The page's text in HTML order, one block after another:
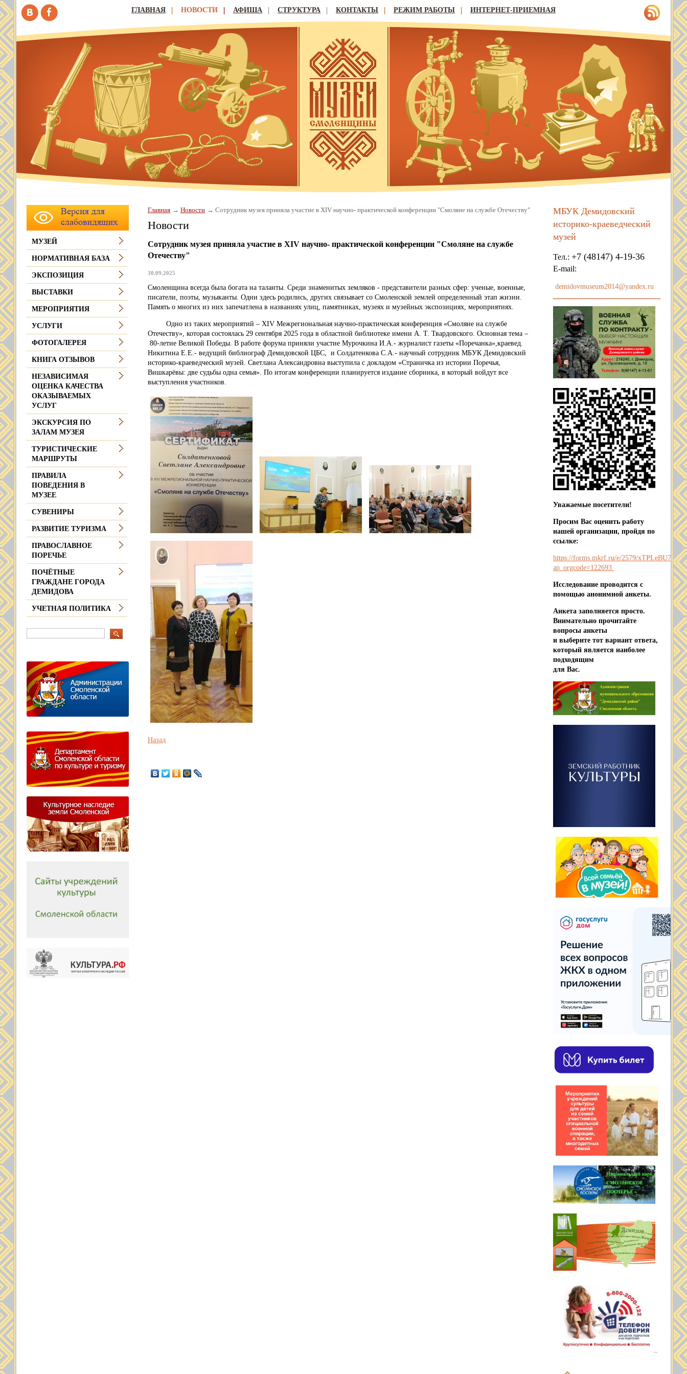
ГЛАВНАЯ НОВОСТИ АФИША СТРУКТУРА КОНТАКТЫ РЕЖИМ РАБОТЫ ИНТЕРНЕТ-ПРИЕМНАЯ
Главная Новости Сотрудник музея приняла участие в XIV научно- практической конференции "Смоляне на службе Отечеству"
Новости
Сотрудник музея приняла участие в XIV научно- практической конференции "Смоляне на службе
Отечеству"
30.09.2025
Смоленщина всегда была богата на таланты. Среди знаменитых земляков - представители разных сфер: ученые, военные,
писатели, поэты, музыканты. Одни здесь родились, других связывает со Смоленской землей определенный этап жизни.
Память о многих из них запечатлена в названиях улиц, памятниках, музеях и музейных экспозициях, мероприятиях.
Одно из таких мероприятий – XIV Межрегиональная научно-практическая конференция «Смоляне на службе
Отечеству», которая состоялась 29 сентября 2025 года в областной библиотеке имени А. Т. Твардовского. Основная тема –
80-летие Великой Победы. В работе форума приняли участие Мурочкина И.А.- журналист газеты «Поречанка»,краевед.
Никитина Е.Е.- ведущий библиограф Демидовской ЦБС, и Солдатенкова С.А.- научный сотрудник МБУК Демидовский
историко-краеведческий музей. Светлана Александровна выступила с докладом «Страничка из истории Поречья,
Вишкарёвы: две судьбы одна семья». По итогам конференции планируется издание сборника, в который войдут все
выступления участников.
Назад
МУЗЕЙ
НОРМАТИВНАЯ БАЗА
ЭКСПОЗИЦИЯ
ВЫСТАВКИ
МЕРОПРИЯТИЯ
УСЛУГИ
ФОТОГАЛЕРЕЯ
КНИГА ОТЗЫВОВ
НЕЗАВИСИМАЯ
ОЦЕНКА КАЧЕСТВА
ОКАЗЫВАЕМЫХ
УСЛУГ
ЭКСКУРСИЯ ПО
ЗАЛАМ МУЗЕЯ
ТУРИСТИЧЕСКИЕ
МАРШРУТЫ
ПРАВИЛА
ПОВЕДЕНИЯ В
МУЗЕЕ
СУВЕНИРЫ
РАЗВИТИЕ ТУРИЗМА
ПРАВОСЛАВНОЕ
ПОРЕЧЬЕ
ПОЧЁТНЫЕ
ГРАЖДАНЕ ГОРОДА
ДЕМИДОВА
УЧЕТНАЯ ПОЛИТИКА
МБУК Демидовский
историко-краеведческий
музей
Тел.: +7 (48147) 4-19-36
E-mail:
demidovmuseum2014@yandex.ru
Уважаемые посетители!
Просим Вас оценить работу
нашей организации, пройдя по
ссылке:
https://forms.mkrf.ru/e/2579/xTPLeBU7/?
ap_orgcode=122693
Исследование проводится с
помощью анонимной анкеты.
Анкета заполняется просто.
Внимательно прочитайте
вопросы анкеты
и выберите тот вариант ответа,
который является наиболее
подходящим
для Вас.